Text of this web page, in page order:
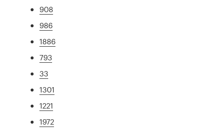
908
986
1886
793
33
1301
1221
1972